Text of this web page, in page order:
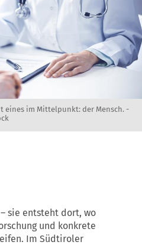
eines im Mittelpunkt: der Mensch. -
sie entsteht dort, wo
und konkrete
Im Südtiroler